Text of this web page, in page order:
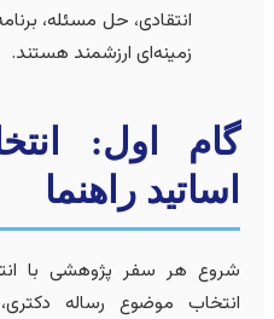
انتقادی، حل مسئله،
زمینه‌ای ارزشمند هستند.
اول:
راهنما
هر سفر پژوهشی با
موضوع رساله دکتری،